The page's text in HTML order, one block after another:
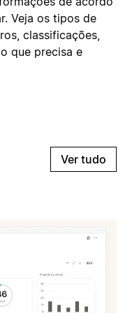
Veja os tipos de
classificações,
que precisa e
Ver tudo